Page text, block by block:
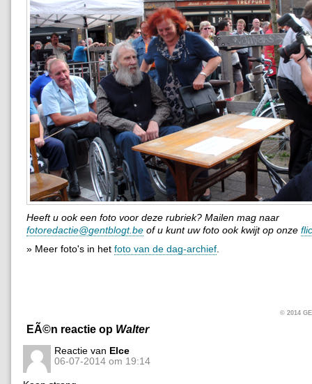
Heeft u ook een foto voor deze rubriek? Mailen mag naar
fotoredactie@gentblogt.be of u kunt uw foto ook kwijt op onze
» Meer foto's in het foto van de dag-archief
© 2014
EÃ©n reactie op Walter
Reactie van Elce
06-07-2014 om 19:14